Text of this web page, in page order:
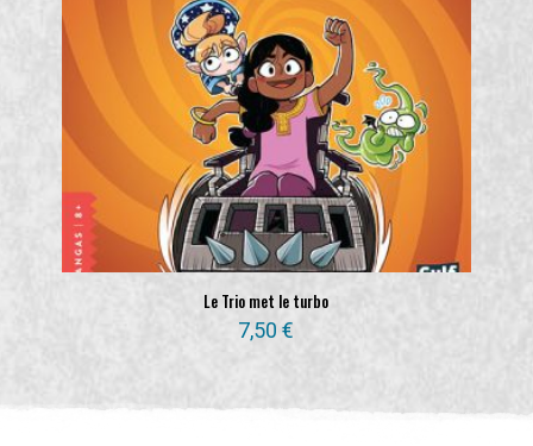
Le Trio met le turbo
7,50€